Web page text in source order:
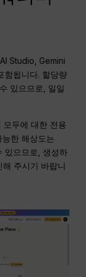
Studio, Gemini
함됩니다. 할당량
있으므로, 일일
두에 대한 전용
한 해상도는
있으므로, 생성하
주시기 바랍니